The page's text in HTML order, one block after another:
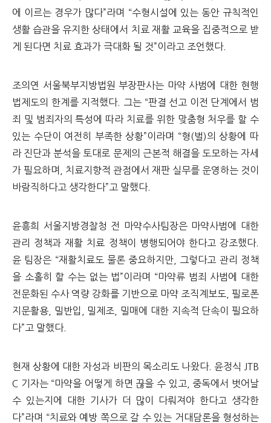
에 이르는 경우가 많다”라며 “수형시설에 있는 동안 규칙적인
생활 습관을 유지한 상태에서 치료 재활 교육을 집중적으로 받
게 된다면 치료 효과가 극대화 될 것”이라고 조언했다.
조의연 서울북부지방법원 부장판사는 마약 사범에 대한 현행
법제도의 한계를 지적했다. 그는 “판결 선고 이전 단계에서 범
죄 및 범죄자의 특성에 따라 치료를 위한 맞춤형 처우를 할 수
있는 수단이 여전히 부족한 상황”이라며 “형(벌)의 상황에 따
라 진단과 분석을 토대로 문제의 근본적 해결을 도모하는 자세
가 필요하며, 치료지향적 관점에서 재판 실무를 운영하는 것이
바람직하다고 생각한다”고 말했다.
윤흥희 서울지방경찰청 전 마약수사팀장은 마약사범에 대한
관리 정책과 재활 치료 정책이 병행되어야 한다고 강조했다.
윤 팀장은 “재활치료도 물론 중요하지만, 그렇다고 관리 정책
을 소홀히 할 수는 없는 법”이라며 “마약류 범죄 사범에 대한
전문화된 수사 역량 강화를 기반으로 마약 조직계보도, 필로폰
지문활용, 밀반입, 밀제조, 밀매에 대한 지속적 단속이 필요하
다”고 말했다.
현재 상황에 대한 자성과 비판의 목소리도 나왔다. 윤정식 JTB
C 기자는 “마약을 어떻게 하면 끊을 수 있고, 중독에서 벗어날
수 있는지에 대한 기사가 더 많이 다뤄져야 한다고 생각한
다”라며 “치료와 예방 쪽으로 갈 수 있는 거대담론을 형성하는